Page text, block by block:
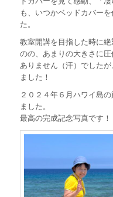
も、いつかベッドカバー
た。
教室開講を目指した時に
のの、あまりの大きさに
ありません（汗）でした
ました！
２０２４年６月ハワイ島
ました。
最高の完成記念写真です！